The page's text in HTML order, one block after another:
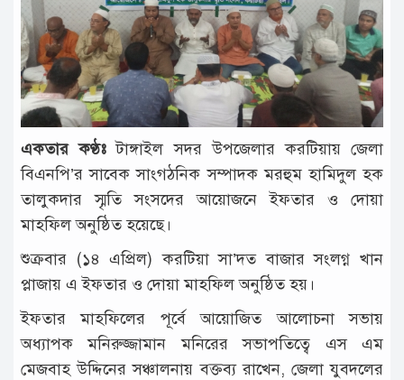
টাঙ্গাইল
আন্তর্জাতিক
রাজনীতি
অপরাধ
দুর্ঘটনা
বিনোদন
খেলাধুলা
চাকরি
লাইফ
স্টাইল
অন্যান্য
একতার কণ্ঠঃ টাঙ্গাইল সদর উপজেলার করটিয়ায় জেলা
বিএনপি’র সাবেক সাংগঠনিক সম্পাদক মরহুম হামিদুল হক
তালুকদার স্মৃতি সংসদের আয়োজনে ইফতার ও দোয়া
মাহফিল অনুষ্ঠিত হয়েছে।
শুক্রবার (১৪ এপ্রিল) করটিয়া সা’দত বাজার সংলগ্ন খান
প্লাজায় এ ইফতার ও দোয়া মাহফিল অনুষ্ঠিত হয়।
ইফতার মাহফিলের পূর্বে আয়োজিত আলোচনা সভায়
অধ্যাপক মনিরুজ্জামান মনিরের সভাপতিত্বে এস এম
মেজবাহ উদ্দিনের সঞ্চালনায় বক্তব্য রাখেন, জেলা যুবদলের